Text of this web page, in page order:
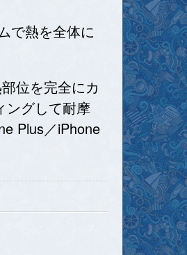
で熱を全体に
位を完全にカ
ングして耐摩
Plus／iPhone